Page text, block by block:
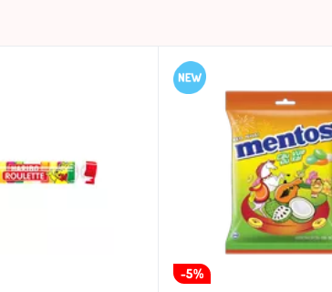
-5%